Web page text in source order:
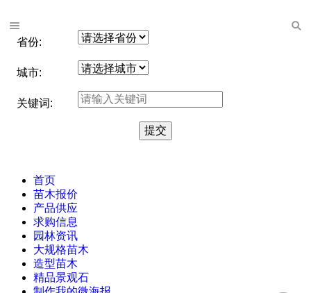
省份:
城市:
关键词:
首页
苗木报价
产品供应
求购信息
园林资讯
大规格苗木
造型苗木
精品景观石